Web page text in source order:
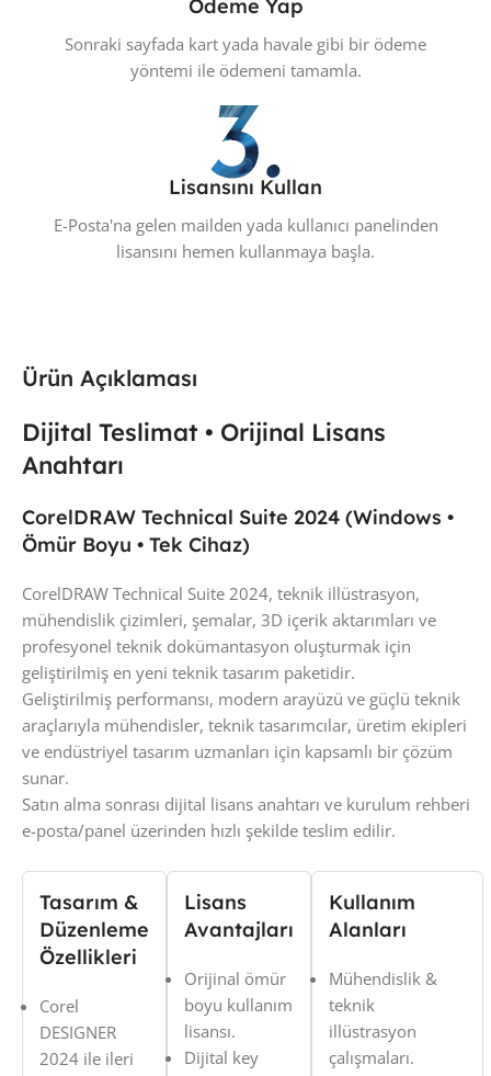
Ödeme Yap
Sonraki sayfada kart yada havale gibi bir ödeme
yöntemi ile ödemeni tamamla.
Lisansını Kullan
E-Posta'na gelen mailden yada kullanıcı panelinden
lisansını hemen kullanmaya başla.
Ürün Açıklaması
Dijital Teslimat • Orijinal Lisans
Anahtarı
CorelDRAW Technical Suite 2024 (Windows •
Ömür Boyu • Tek Cihaz)
CorelDRAW Technical Suite 2024, teknik illüstrasyon,
mühendislik çizimleri, şemalar, 3D içerik aktarımları ve
profesyonel teknik dokümantasyon oluşturmak için
geliştirilmiş en yeni teknik tasarım paketidir.
Geliştirilmiş performansı, modern arayüzü ve güçlü teknik
araçlarıyla mühendisler, teknik tasarımcılar, üretim ekipleri
ve endüstriyel tasarım uzmanları için kapsamlı bir çözüm
sunar.
Satın alma sonrası dijital lisans anahtarı ve kurulum rehberi
e-posta/panel üzerinden hızlı şekilde teslim edilir.
Tasarım &
Düzenleme
Özellikleri
Corel
DESIGNER
2024 ile ileri
Lisans
Avantajları
Orijinal ömür
boyu kullanım
lisansı.
Dijital key
Kullanım
Alanları
Mühendislik &
teknik
illüstrasyon
çalışmaları.